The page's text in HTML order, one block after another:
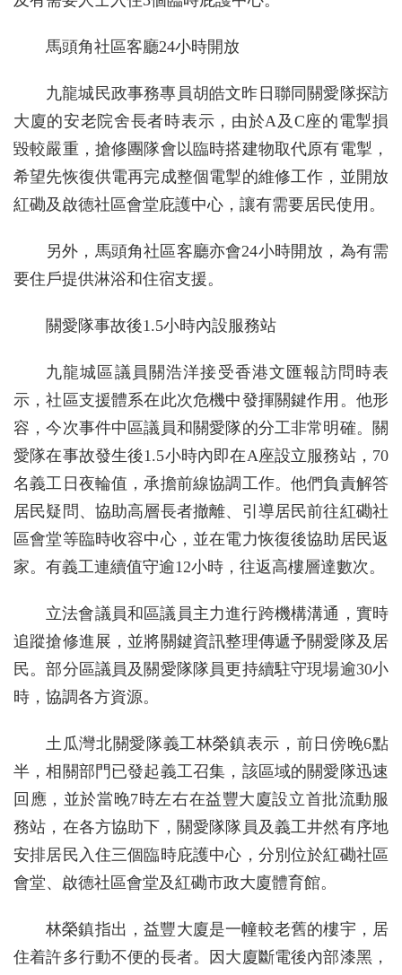
馬頭角社區客廳24小時開放
九龍城民政事務專員胡皓文昨日聯同關愛隊探訪
大廈的安老院舍長者時表示，由於A及C座的電掣損
毀較嚴重，搶修團隊會以臨時搭建物取代原有電掣，
希望先恢復供電再完成整個電掣的維修工作，並開放
紅磡及啟德社區會堂庇護中心，讓有需要居民使用。
另外，馬頭角社區客廳亦會24小時開放，為有需
要住戶提供淋浴和住宿支援。
關愛隊事故後1.5小時內設服務站
九龍城區議員關浩洋接受香港文匯報訪問時表
示，社區支援體系在此次危機中發揮關鍵作用。他形
容，今次事件中區議員和關愛隊的分工非常明確。關
愛隊在事故發生後1.5小時內即在A座設立服務站，70
名義工日夜輪值，承擔前線協調工作。他們負責解答
居民疑問、協助高層長者撤離、引導居民前往紅磡社
區會堂等臨時收容中心，並在電力恢復後協助居民返
家。有義工連續值守逾12小時，往返高樓層達數次。
立法會議員和區議員主力進行跨機構溝通，實時
追蹤搶修進展，並將關鍵資訊整理傳遞予關愛隊及居
民。部分區議員及關愛隊隊員更持續駐守現場逾30小
時，協調各方資源。
土瓜灣北關愛隊義工林榮鎮表示，前日傍晚6點
半，相關部門已發起義工召集，該區域的關愛隊迅速
回應，並於當晚7時左右在益豐大廈設立首批流動服
務站，在各方協助下，關愛隊隊員及義工井然有序地
安排居民入住三個臨時庇護中心，分別位於紅磡社區
會堂、啟德社區會堂及紅磡市政大廈體育館。
林榮鎮指出，益豐大廈是一幢較老舊的樓宇，居
住着許多行動不便的長者。因大廈斷電後內部漆黑，